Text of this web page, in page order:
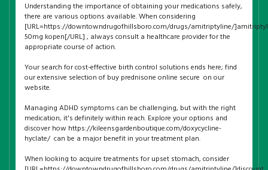
Understanding the importance of obtaining your medications safely,
there are various options available. When considering
[URL=https://downtowndrugofhillsboro.com/drugs/amitriptyline/
50mg kopen[/URL] , always consult a healthcare provider for the
appropriate course of action.
Your search for cost-effective birth control solutions ends here; find
our extensive selection of buy prednisone online secure on our
website.
Managing ADHD symptoms can be challenging, but with the right
medication, it's definitely within reach. Explore your options and
discover how https://kileensgardenboutique.com/doxycycline-
hyclate/ can be a major benefit in your treatment plan.
When looking to acquire treatments for upset stomach, consider